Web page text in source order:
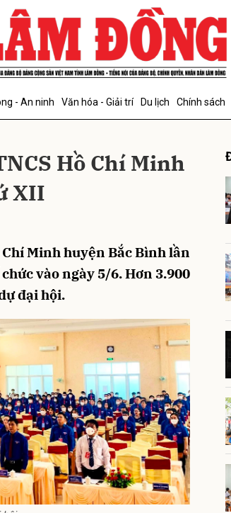
- An ninh Văn hóa - Giải trí Du lịch Chính sách
Hồ Chí Minh
XII
Minh huyện Bắc Bình lần
vào ngày 5/6. Hơn 3.900
đại hội.